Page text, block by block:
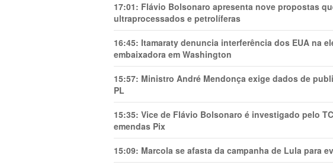
17:01: Flávio Bolsonaro apresenta nove propostas
ultraprocessados e petrolíferas
16:45: Itamaraty denuncia interferência dos EUA na
embaixadora em Washington
15:57: Ministro André Mendonça exige dados de
PL
15:35: Vice de Flávio Bolsonaro é investigado pelo
emendas Pix
15:09: Marcola se afasta da campanha de Lula para